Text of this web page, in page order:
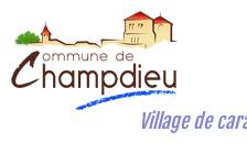
Village de